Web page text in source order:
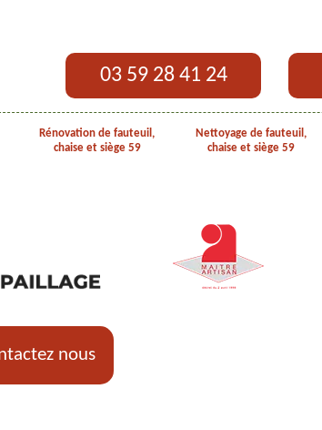
03 59 28 41 24
Rénovation de fauteuil,
chaise et siège 59
Nettoyage de fauteuil,
chaise et siège 59
nous